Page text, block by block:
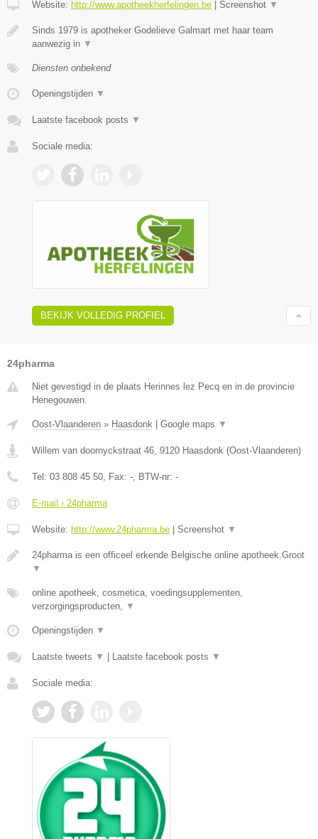
Website: http://www.apotheekherfelingen.be Screenshot ▼
Sinds 1979 is apotheker Godelieve Galmart met haar team
aanwezig in ▼
Diensten onbekend
Openingstijden ▼
Laatste facebook posts ▼
Sociale media:
BEKIJK VOLLEDIG PROFIEL
24pharma
Niet gevestigd in de plaats Herinnes lez Pecq en in de provincie
Henegouwen.
Oost-Vlaanderen » Haasdonk Google maps ▼
Willem van doornyckstraat 46, 9120 Haasdonk (Oost-Vlaanderen)
Tel: 03 808 45 50, Fax: -, BTW-nr: -
E-mail › 24pharma
Website: http://www.24pharma.be Screenshot ▼
24pharma is een officeel erkende Belgische online apotheek.Groot
▼
online apotheek, cosmetica, voedingsupplementen,
verzorgingsproducten, ▼
Openingstijden ▼
Laatste tweets ▼ Laatste facebook posts ▼
Sociale media: